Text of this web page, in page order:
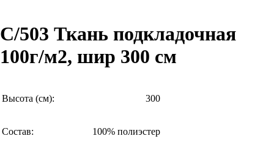
C/503 Ткань подкладочная
100г/м2, шир 300 см
Высота (см): 300
Состав: 100% полиэстер